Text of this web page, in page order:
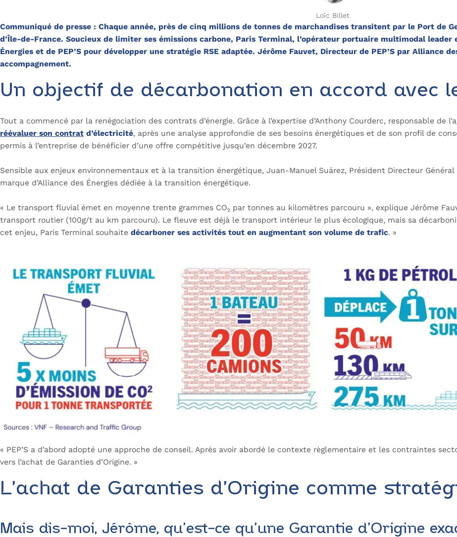
Loïc Billet
Communiqué de presse : Chaque année, près de cinq millions de tonnes de marchandises transitent par le Port de
d’Île-de-France. Soucieux de limiter ses émissions carbone, Paris Terminal, l’opérateur portuaire multimodal leader
Énergies et de PEP’S pour développer une stratégie RSE adaptée. Jérôme Fauvet, Directeur de PEP’S par Alliance
accompagnement.
Un objectif de décarbonation en accord avec
Tout a commencé par la renégociation des contrats d’énergie. Grâce à l’expertise d’Anthony Courderc, responsable de
réévaluer son contrat d’électricité, après une analyse approfondie de ses besoins énergétiques et de son profil de
permis à l’entreprise de bénéficier d’une offre compétitive jusqu’en décembre 2027.
Sensible aux enjeux environnementaux et à la transition énergétique, Juan-Manuel Suárez, Président Directeur Général
marque d’Alliance des Énergies dédiée à la transition énergétique.
« Le transport fluvial émet en moyenne trente grammes CO₂ par tonnes au kilomètres parcouru », explique Jérôme
transport routier (100g/t au km parcouru). Le fleuve est déjà le transport intérieur le plus écologique, mais sa
cet enjeu, Paris Terminal souhaite décarboner ses activités tout en augmentant son volume de trafic. »
« PEP’S a d’abord adopté une approche de conseil. Après avoir abordé le contexte règlementaire et les contraintes
vers l’achat de Garanties d’Origine. »
L’achat de Garanties d’Origine comme
Mais dis-moi, Jérôme, qu’est-ce qu’une Garantie d’Origine